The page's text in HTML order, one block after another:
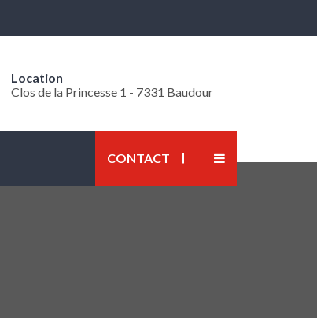
Location
Clos de la Princesse 1 - 7331 Baudour
CONTACT